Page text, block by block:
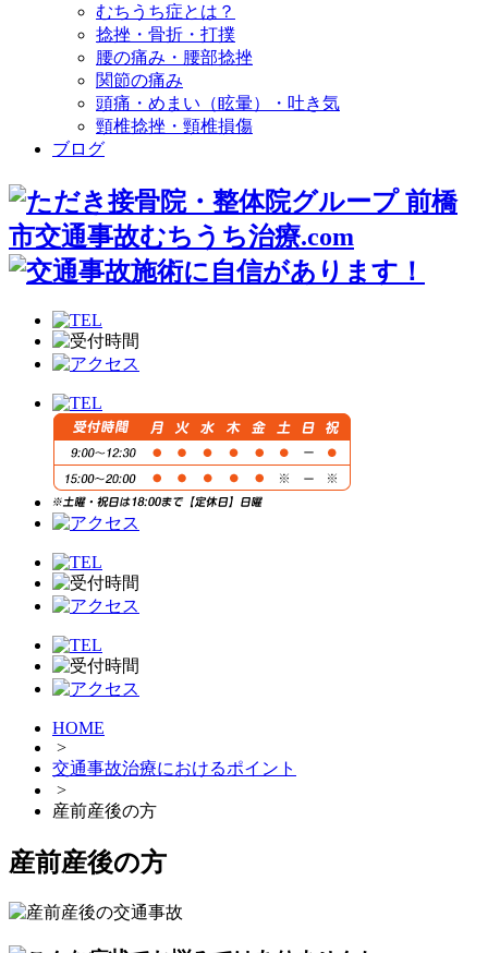
むちうち症とは？
捻挫・骨折・打撲
腰の痛み・腰部捻挫
関節の痛み
頭痛・めまい（眩暈）・吐き気
頸椎捻挫・頸椎損傷
ブログ
HOME
>
交通事故治療におけるポイント
>
産前産後の方
産前産後の方